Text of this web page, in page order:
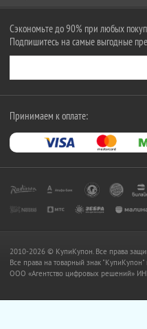
Сэкономьте до 90% при любых
Подпишитесь на самые выгодные
Принимаем к оплате:
2010-2026 © КупиКупон. Все права
Все права на товарный знак
OOO «Агентство цифровых решений»